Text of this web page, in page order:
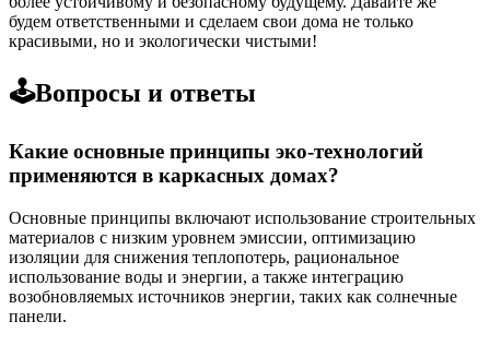
будем ответственными и сделаем свои дома не только
красивыми, но и экологически чистыми!
🕹️Вопросы и ответы
Какие основные принципы эко-технологий
применяются в каркасных домах?
Основные принципы включают использование строительных
материалов с низким уровнем эмиссии, оптимизацию
изоляции для снижения теплопотерь, рациональное
использование воды и энергии, а также интеграцию
возобновляемых источников энергии, таких как солнечные
панели.